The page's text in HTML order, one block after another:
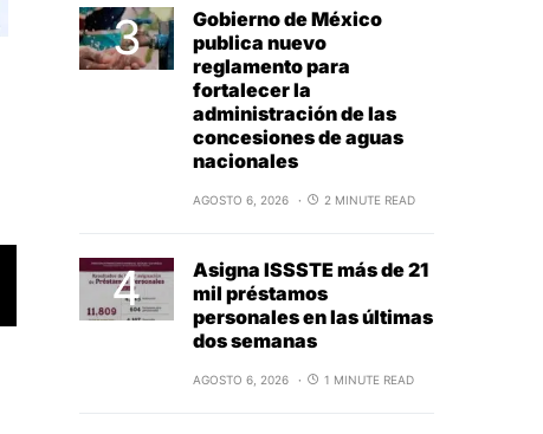
Gobierno de México
publica nuevo
reglamento para
fortalecer la
administración de las
concesiones de aguas
nacionales
AGOSTO 6, 2026 2 MINUTE READ
Asigna ISSSTE más de 21
mil préstamos
personales en las últimas
dos semanas
AGOSTO 6, 2026 1 MINUTE READ